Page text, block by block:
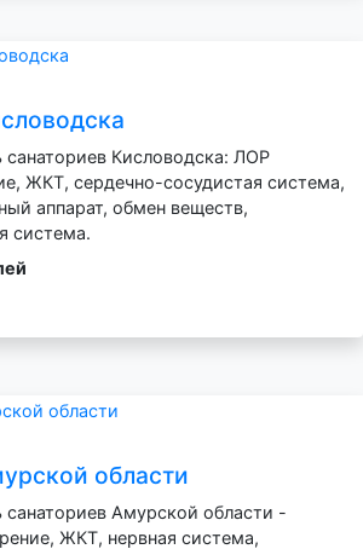
Кисловодска: ЛОР
ЖКТ, сердечно-сосудистая система,
аппарат, обмен веществ,
система.
области
Амурской области -
ЖКТ, нервная система,